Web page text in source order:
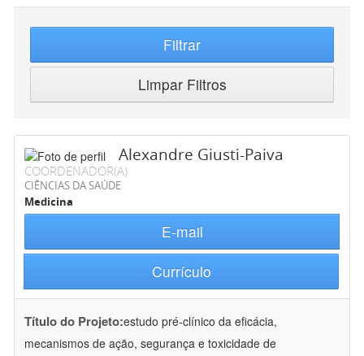
Filtrar
Limpar Filtros
Alexandre Giusti-Paiva
COORDENADOR(A)
CIÊNCIAS DA SAÚDE
Medicina
E-mail
Currículo
Título do Projeto:estudo pré-clínico da eficácia,
mecanismos de ação, segurança e toxicidade de